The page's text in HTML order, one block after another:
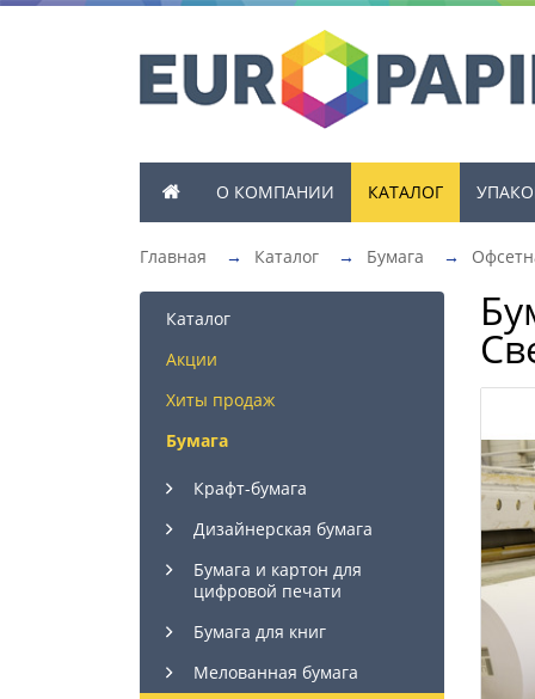
О КОМПАНИИ КАТАЛОГ
Главная → Каталог → Бумага →
Каталог
Акции
Хиты продаж
Бумага
Крафт-бумага
Дизайнерская бумага
Бумага и картон для
цифровой печати
Бумага для книг
Мелованная бумага